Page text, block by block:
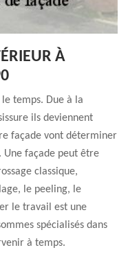
À
temps. Due à la
ils deviennent
façade vont déterminer
Une façade peut être
classique,
le peeling, le
le travail est une
spécialisés dans
à temps.